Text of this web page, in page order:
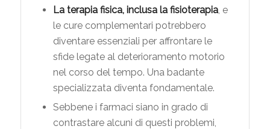
La terapia fisica, inclusa la fisioterapia, e
le cure complementari potrebbero
diventare essenziali per affrontare le
sfide legate al deterioramento motorio
nel corso del tempo. Una badante
specializzata diventa fondamentale.
Sebbene i farmaci siano in grado di
contrastare alcuni di questi problemi,